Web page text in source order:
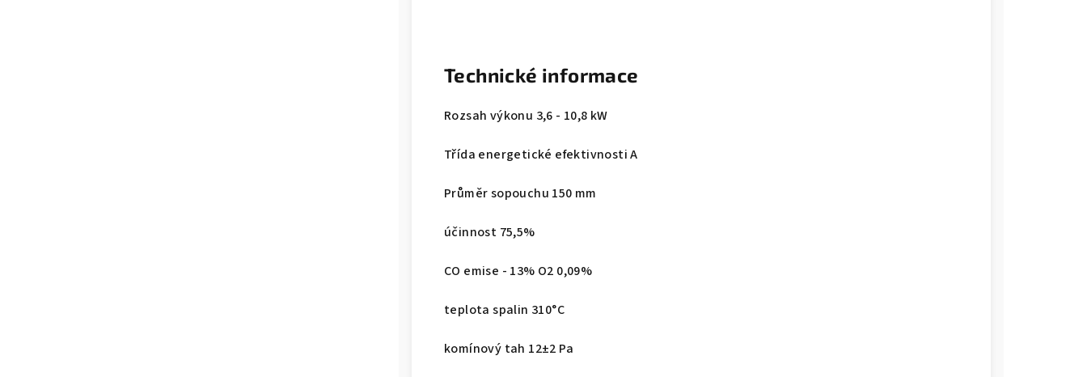
Technické informace
Rozsah výkonu 3,6 - 10,8 kW
Třída energetické efektivnosti A
Průměr sopouchu 150 mm
účinnost 75,5%
CO emise - 13% O2 0,09%
teplota spalin 310°C
komínový tah 12±2 Pa